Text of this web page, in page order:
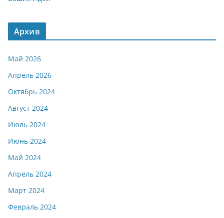
Архив
Май 2026
Апрель 2026
Октябрь 2024
Август 2024
Июль 2024
Июнь 2024
Май 2024
Апрель 2024
Март 2024
Февраль 2024